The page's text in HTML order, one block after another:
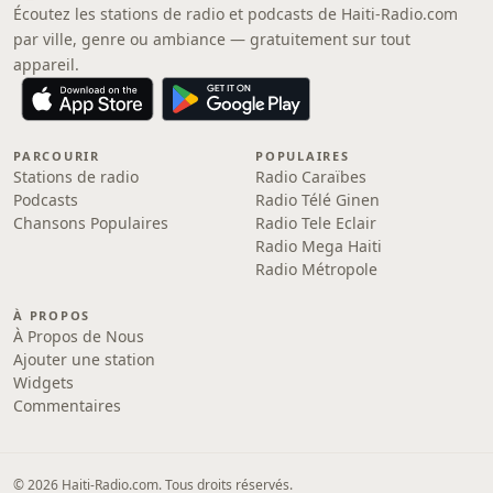
Écoutez les stations de radio et podcasts de Haiti-Radio.com
par ville, genre ou ambiance — gratuitement sur tout
appareil.
PARCOURIR
Stations de radio
Podcasts
Chansons Populaires
POPULAIRES
Radio Caraïbes
Radio Télé Ginen
Radio Tele Eclair
Radio Mega Haiti
Radio Métropole
À PROPOS
À Propos de Nous
Ajouter une station
Widgets
Commentaires
© 2026 Haiti-Radio.com. Tous droits réservés.